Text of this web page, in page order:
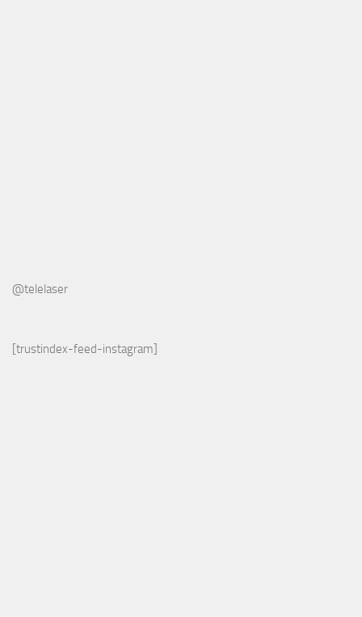
@telelaser
[trustindex-feed-instagram]